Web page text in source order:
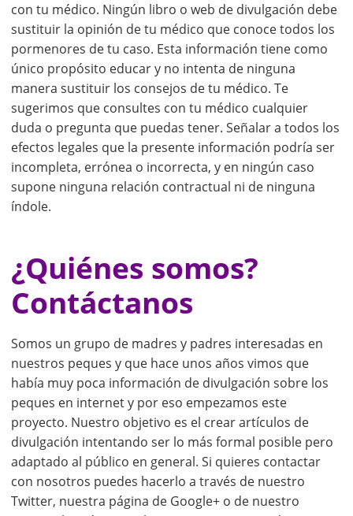
con tu médico. Ningún libro o web de divulgación debe
sustituir la opinión de tu médico que conoce todos los
pormenores de tu caso. Esta información tiene como
único propósito educar y no intenta de ninguna
manera sustituir los consejos de tu médico. Te
sugerimos que consultes con tu médico cualquier
duda o pregunta que puedas tener. Señalar a todos los
efectos legales que la presente información podría ser
incompleta, errónea o incorrecta, y en ningún caso
supone ninguna relación contractual ni de ninguna
índole.
¿Quiénes somos?
Contáctanos
Somos un grupo de madres y padres interesadas en
nuestros peques y que hace unos años vimos que
había muy poca información de divulgación sobre los
peques en internet y por eso empezamos este
proyecto. Nuestro objetivo es el crear artículos de
divulgación intentando ser lo más formal posible pero
adaptado al público en general. Si quieres contactar
con nosotros puedes hacerlo a través de nuestro
Twitter, nuestra página de Google+ o de nuestro